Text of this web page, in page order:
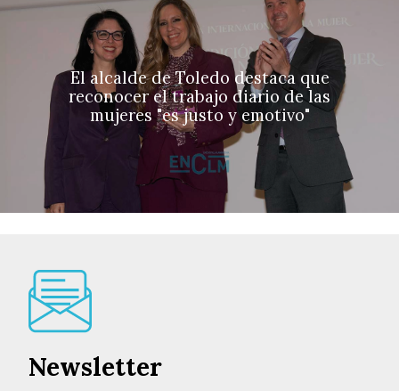
El alcalde de Toledo destaca que
reconocer el trabajo diario de las
mujeres "es justo y emotivo"
Newsletter